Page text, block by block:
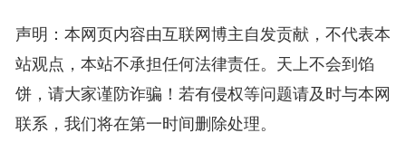
三、结项程序
加大“放管服”力度，优化结项流程。重大重点软科学
项目需要会议答辩验收。
声明：本网页内容由互联网博主自发贡献，不代表本
站观点，本站不承担任何法律责任。天上不会到馅
饼，请大家谨防诈骗！若有侵权等问题请及时与本网
联系，我们将在第一时间删除处理。